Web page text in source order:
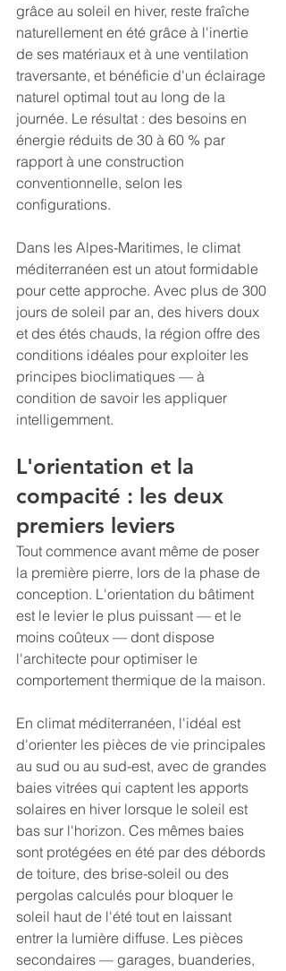
grâce au soleil en hiver, reste fraîche
naturellement en été grâce à l'inertie
de ses matériaux et à une ventilation
traversante, et bénéficie d'un éclairage
naturel optimal tout au long de la
journée. Le résultat : des besoins en
énergie réduits de 30 à 60 % par
rapport à une construction
conventionnelle, selon les
configurations.
Dans les Alpes-Maritimes, le climat
méditerranéen est un atout formidable
pour cette approche. Avec plus de 300
jours de soleil par an, des hivers doux
et des étés chauds, la région offre des
conditions idéales pour exploiter les
principes bioclimatiques — à
condition de savoir les appliquer
intelligemment.
L'orientation et la
compacité : les deux
premiers leviers
Tout commence avant même de poser
la première pierre, lors de la phase de
conception. L'orientation du bâtiment
est le levier le plus puissant — et le
moins coûteux — dont dispose
l'architecte pour optimiser le
comportement thermique de la maison.
En climat méditerranéen, l'idéal est
d'orienter les pièces de vie principales
au sud ou au sud-est, avec de grandes
baies vitrées qui captent les apports
solaires en hiver lorsque le soleil est
bas sur l'horizon. Ces mêmes baies
sont protégées en été par des débords
de toiture, des brise-soleil ou des
pergolas calculés pour bloquer le
soleil haut de l'été tout en laissant
entrer la lumière diffuse. Les pièces
secondaires — garages, buanderies,